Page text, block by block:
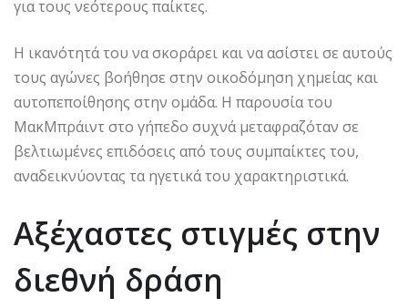
για τους νεότερους παίκτες.
Η ικανότητά του να σκοράρει και να ασίστει σε αυτούς
τους αγώνες βοήθησε στην οικοδόμηση χημείας και
αυτοπεποίθησης στην ομάδα. Η παρουσία του
ΜακΜπράιντ στο γήπεδο συχνά μεταφραζόταν σε
βελτιωμένες επιδόσεις από τους συμπαίκτες του,
αναδεικνύοντας τα ηγετικά του χαρακτηριστικά.
Αξέχαστες στιγμές στην
διεθνή δράση